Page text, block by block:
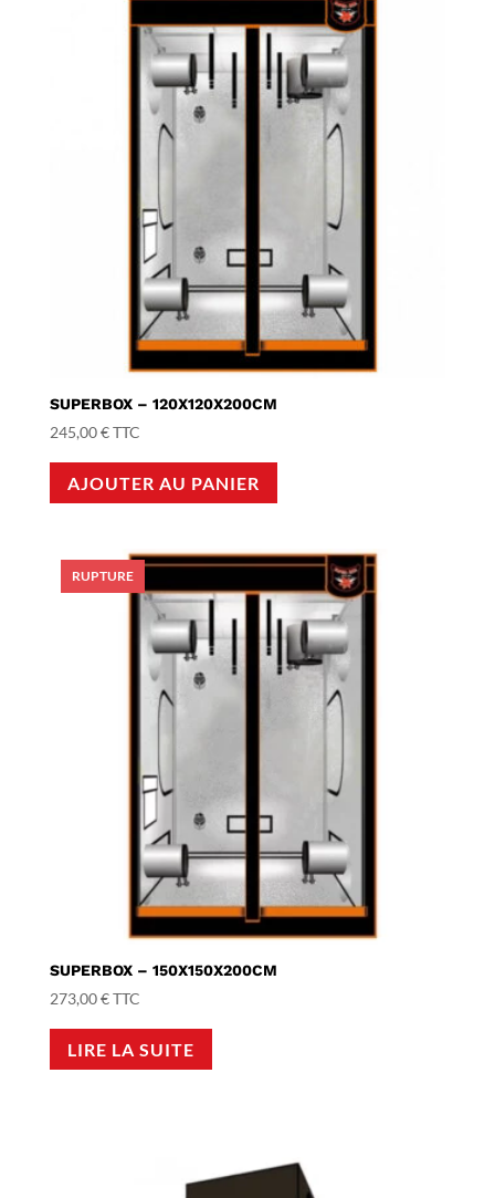
SUPERBOX – 120X120X200CM
245,00€TTC
AJOUTER AU PANIER
SUPERBOX – 150X150X200CM
273,00€TTC
LIRE LA SUITE